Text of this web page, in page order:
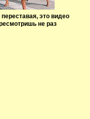
это видео
не раз